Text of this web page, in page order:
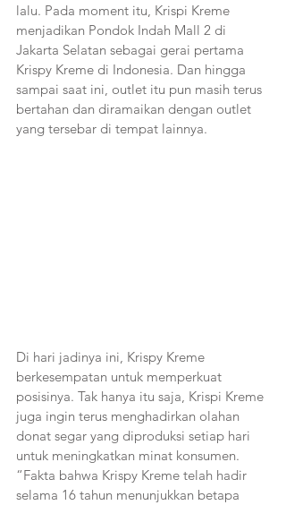
lalu. Pada moment itu, Krispi Kreme
menjadikan Pondok Indah Mall 2 di
Jakarta Selatan sebagai gerai pertama
Krispy Kreme di Indonesia. Dan hingga
sampai saat ini, outlet itu pun masih terus
bertahan dan diramaikan dengan outlet
yang tersebar di tempat lainnya.
Di hari jadinya ini, Krispy Kreme
berkesempatan untuk memperkuat
posisinya. Tak hanya itu saja, Krispi Kreme
juga ingin terus menghadirkan olahan
donat segar yang diproduksi setiap hari
untuk meningkatkan minat konsumen.
“Fakta bahwa Krispy Kreme telah hadir
selama 16 tahun menunjukkan betapa